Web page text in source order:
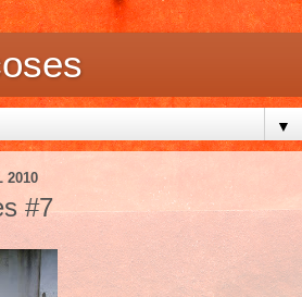
▼
2010
#7